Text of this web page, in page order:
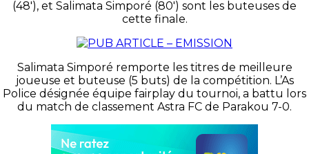
(48′), et Salimata Simporé (80′) sont les buteuses de
cette finale.
Salimata Simporé remporte les titres de meilleure
joueuse et buteuse (5 buts) de la compétition. L’As
Police désignée équipe fairplay du tournoi, a battu lors
du match de classement Astra FC de Parakou 7-0.